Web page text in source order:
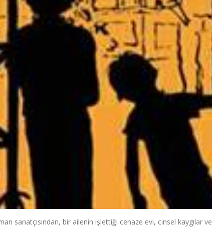
sanatçısından, bir ailenin işlettiği cenaze evi, cinsel kaygılar ve